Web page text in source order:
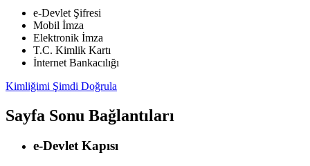
e-Devlet Şifresi
Mobil İmza
Elektronik İmza
T.C. Kimlik Kartı
İnternet Bankacılığı
Kimliğimi Şimdi Doğrula
Sayfa Sonu Bağlantıları
e-Devlet Kapısı